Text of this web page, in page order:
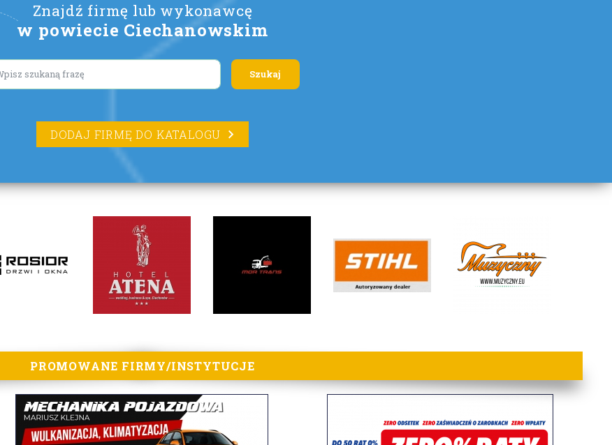
Znajdź firmę lub wykonawcę
w powiecie Ciechanowskim
ipsum
DODAJ FIRMĘ DO KATALOGU
PROMOWANE FIRMY/INSTYTUCJE